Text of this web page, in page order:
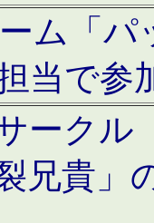
ム「
当で参
ークル
兄貴」